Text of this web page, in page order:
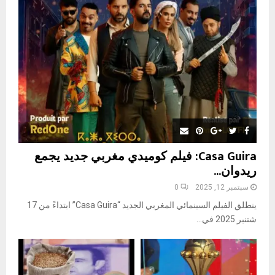
C
Casa Guira: فيلم كوميدي مغربي جديد يجمع
ريدوان...
سبتمبر 12, 2025 0
ينطلق الفيلم السينمائي المغربي الجديد “Casa Guira” ابتداءً من 17
شتنبر 2025 في...